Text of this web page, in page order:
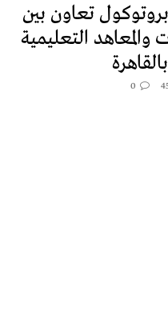
تعاون بين
التعليمية
0